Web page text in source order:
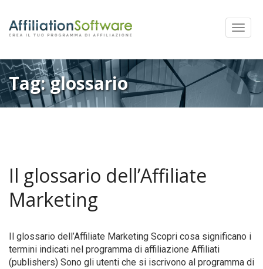
Menu
Tag:glossario
Il glossario dell’Affiliate
Marketing
Il glossario dell’Affiliate Marketing Scopri cosa significano i
termini indicati nel programma di affiliazione Affiliati
(publishers) Sono gli utenti che si iscrivono al programma di